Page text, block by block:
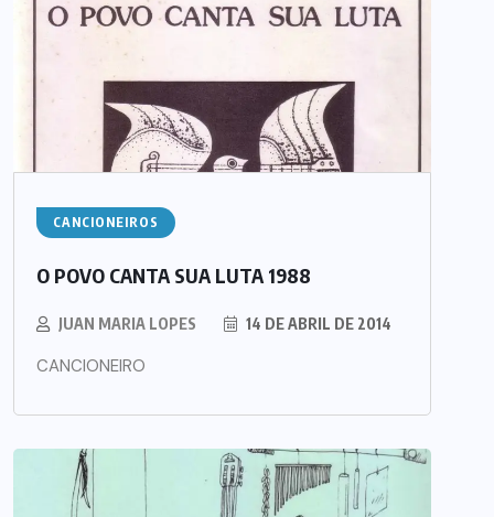
CANCIONEIROS
O POVO CANTA SUA LUTA 1988
JUAN MARIA LOPES 14 DE ABRIL DE 2014
CANCIONEIRO